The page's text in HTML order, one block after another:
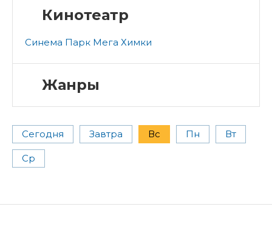
Кинотеатр
Синема Парк Мега Химки
Жанры
Сегодня Завтра Вс Пн Вт
Ср